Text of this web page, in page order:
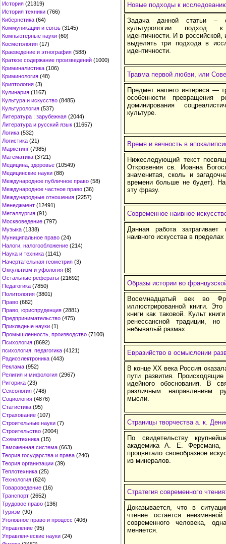
История (21319)
История техники (766)
Кибернетика (64)
Коммуникации и связь (3145)
Компьютерные науки (60)
Косметология (17)
Краеведение и этнография (588)
Краткое содержание произведений (1000)
Криминалистика (106)
Криминология (48)
Криптология (3)
Кулинария (1167)
Культура и искусство (8485)
Культурология (537)
Литература : зарубежная (2044)
Литература и русский язык (11657)
Логика (532)
Логистика (21)
Маркетинг (7985)
Математика (3721)
Медицина, здоровье (10549)
Медицинские науки (88)
Международное публичное право (58)
Международное частное право (36)
Международные отношения (2257)
Менеджмент (12491)
Металлургия (91)
Москвоведение (797)
Музыка (1338)
Муниципальное право (24)
Налоги, налогообложение (214)
Наука и техника (1141)
Начертательная геометрия (3)
Оккультизм и уфология (8)
Остальные рефераты (21692)
Педагогика (7850)
Политология (3801)
Право (682)
Право, юриспруденция (2881)
Предпринимательство (475)
Прикладные науки (1)
Промышленность, производство (7100)
Психология (8692)
психология, педагогика (4121)
Радиоэлектроника (443)
Реклама (952)
Религия и мифология (2967)
Риторика (23)
Сексология (748)
Социология (4876)
Статистика (95)
Страхование (107)
Строительные науки (7)
Строительство (2004)
Схемотехника (15)
Таможенная система (663)
Теория государства и права (240)
Теория организации (39)
Теплотехника (25)
Технология (624)
Товароведение (16)
Транспорт (2652)
Трудовое право (136)
Туризм (90)
Уголовное право и процесс (406)
Управление (95)
Управленческие науки (24)
Новые подходы к
Задача данной статьи –
культурологии подход
идентичности. И в российской,
выделять три подхода в
идентичности.
Травма первой любви, или
Предмет нашего интереса —
особенности превращения
доминирования
культуре.
Время и вечность в
Нижеследующий текст
Откровения св. Иоанна
знаменитая, сколь и
времени больше не будет).
эту фразу.
Современное наивное
Данная работа
наивного искусства в
Образы истории во
Восемнадцатый век во
иллюстрированной книги.
книги как таковой. Культ
ренессансной традиции,
небывалый размах.
Евразийство в осмыслении
В конце XX века Россия
пути развития.
идейного обоснования. В
различным направлениям
мысли.
Страницы творчества а. к.
По свидетельству
академика А. Е. Ферсмана,
процветало своеобразное
из минералов.
Стратегия современного
Доказывается, что в
чтение остается
современного человека,
меняется.